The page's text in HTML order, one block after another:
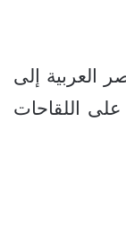
العربية إلى
اللقاحات